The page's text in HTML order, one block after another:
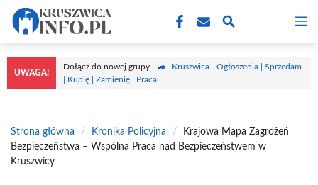
Przejdź
treści
UWAGA!
Dołącz do nowej grupy
Kruszwica - Ogłoszenia | Sprzedam
| Kupię | Zamienię | Praca
Strona główna / Kronika Policyjna /
Krajowa Mapa Zagrożeń
Bezpieczeństwa – Wspólna Praca nad Bezpieczeństwem w
Kruszwicy